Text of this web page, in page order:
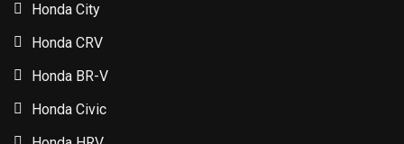
Honda City
Honda CRV
Honda BR-V
Honda Civic